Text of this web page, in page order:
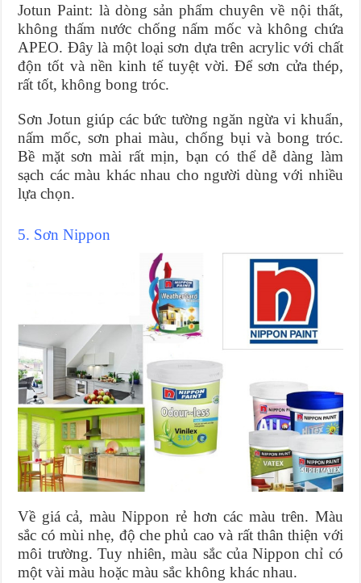
Jotun Paint: là dòng sản phẩm chuyên về nội thất,
không thấm nước chống nấm mốc và không chứa
APEO. Đây là một loại sơn dựa trên acrylic với chất
độn tốt và nền kinh tế tuyệt vời. Để sơn cửa thép,
rất tốt, không bong tróc.
Sơn Jotun giúp các bức tường ngăn ngừa vi khuẩn,
nấm mốc, sơn phai màu, chống bụi và bong tróc.
Bề mặt sơn mài rất mịn, bạn có thể dễ dàng làm
sạch các màu khác nhau cho người dùng với nhiều
lựa chọn.
5. Sơn Nippon
Về giá cả, màu Nippon rẻ hơn các màu trên. Màu
sắc có mùi nhẹ, độ che phủ cao và rất thân thiện với
môi trường. Tuy nhiên, màu sắc của Nippon chỉ có
một vài màu hoặc màu sắc không khác nhau.